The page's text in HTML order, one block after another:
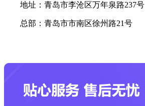
地址：青岛市李沧区万年泉路237号
总部：青岛市市南区徐州路21号